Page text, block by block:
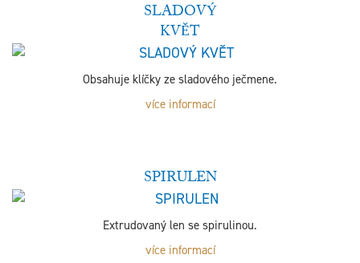
SLADOVÝ
KVĚT
Obsahuje klíčky ze sladového ječmene.
více informací
SPIRULEN
Extrudovaný len se spirulinou.
více informací